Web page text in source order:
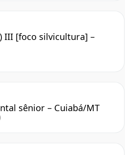
III [foco silvicultura] –
sênior – Cuiabá/MT